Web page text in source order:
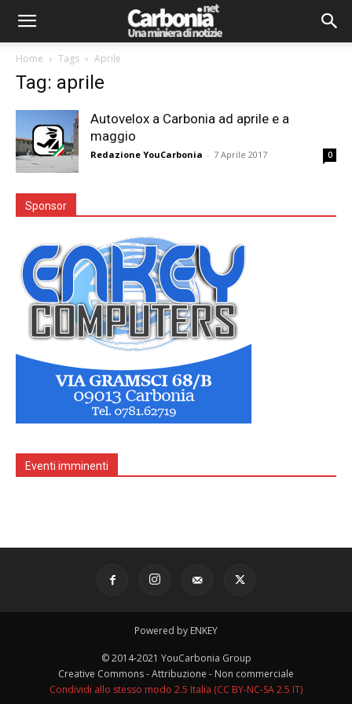
Home Tags Aprile
Tag: aprile
Autovelox a Carbonia ad aprile e a
maggio
Redazione YouCarbonia - 7 Aprile 2017 0
Sponsor
Eventi imminenti
Powered by ENKEY
© 2014-2021 YouCarbonia Group
Creative Commons - Attribuzione - Non commerciale
Condividi allo stesso modo 2.5 Italia (CC BY-NC-SA 2.5 IT)